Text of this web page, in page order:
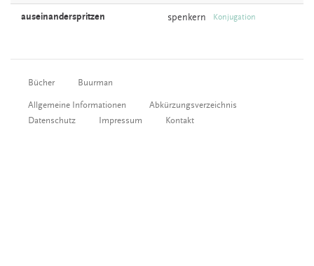
auseinanderspritzen spenkern Konjugation
Bücher Buurman
Allgemeine Informationen
Abkürzungsverzeichnis
Datenschutz
Impressum Kontakt